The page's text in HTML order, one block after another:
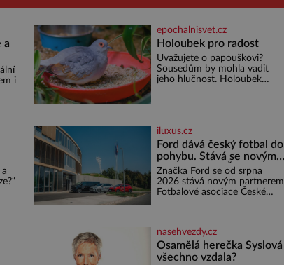
a
i
epochalnisvet.cz
Holoubek pro radost
Uvažujete o papouškovi?
Sousedům by mohla vadit
jeho hlučnost. Holoubek
se o nenáročného klidného
ptáčka, který většinu dne jen
posedává. Hodně času tráví
na zemi, kde sbírá zbytky
semínek Jeho domovinou je
prakticky celá Austrálie s
výjimkou pobřežní oblasti.
iluxus.cz
Ford dává český fotbal do
pohybu. Stává se novým
partnerem FAČR
Značka Ford se od srpna
2026 stává novým partnerem
Fotbalové asociace České
týmů i českého fotbalu v
regionech. Partner
nasehvezdy.cz
Osamělá herečka Syslová
všechno vzdala?